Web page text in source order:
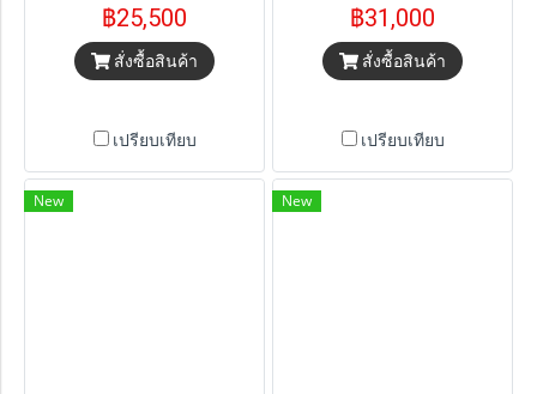
฿25,500
สั่งซื้อสินค้า
เปรียบเทียบ
฿31,000
สั่งซื้อสินค้า
เปรียบเทียบ
New New